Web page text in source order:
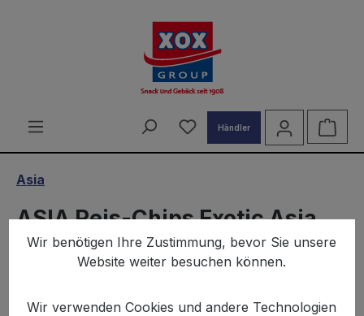
Du hast 0 Produkte auf
Händler
Asia
ASIA Reis-Chips Exotic Asia
100g
Wir benötigen Ihre Zustimmung, bevor Sie unsere
Website weiter besuchen können.
Wir verwenden Cookies und andere Technologien